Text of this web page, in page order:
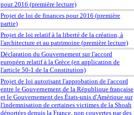
pour 2016 (première lecture)
Projet de loi de finances pour 2016 (première
partie)
Projet de loi relatif à la liberté de la création, à
l'architecture et au patrimoine (première lecture)
Déclaration du Gouvernement sur l'accord
européen relatif à la Grèce (en application de
l'article 50-1 de la Constitution)
Projet de loi autorisant l'approbation de l'accord
entre le Gouvernement de la République française
et le Gouvernement des États-unis d'Amérique sur
l'indemnisation de certaines victimes de la Shoah
déportées depuis la France, non couvertes par des